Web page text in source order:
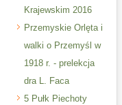
Krajewskim 2016
Przemyskie Orlęta i
walki o Przemyśl w
1918 r. - prelekcja
dra L. Faca
5 Pułk Piechoty